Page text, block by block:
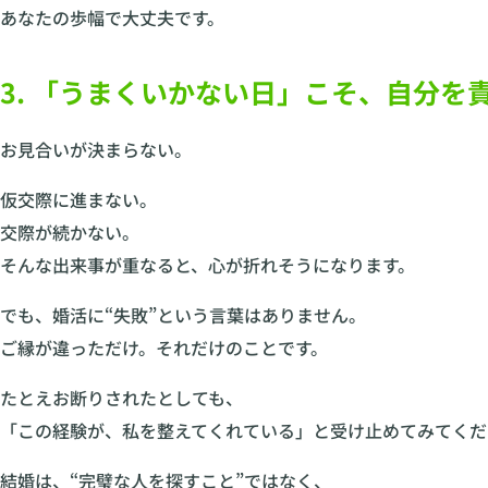
あなたの歩幅で大丈夫です。
3. 「うまくいかない日」こそ、自分を
お見合いが決まらない。
仮交際に進まない。
交際が続かない。
そんな出来事が重なると、心が折れそうになります。
でも、婚活に“失敗”という言葉はありません。
ご縁が違っただけ。それだけのことです。
たとえお断りされたとしても、
「この経験が、私を整えてくれている」と受け止めてみてくだ
結婚は、“完璧な人を探すこと”ではなく、